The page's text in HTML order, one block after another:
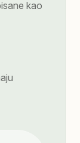
kao